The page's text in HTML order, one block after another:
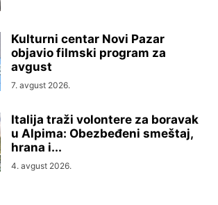
Kulturni centar Novi Pazar
objavio filmski program za
avgust
7. avgust 2026.
Italija traži volontere za boravak
u Alpima: Obezbeđeni smeštaj,
hrana i...
4. avgust 2026.